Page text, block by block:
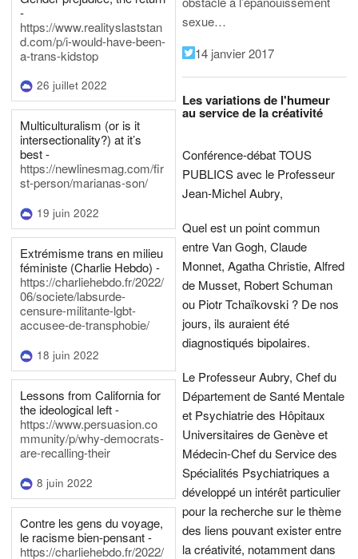
-
https://www.realityslaststan
d.com/p/i-would-have-been-
a-trans-kidstop
26 juillet 2022
Multiculturalism (or is it
intersectionality?) at it’s
best -
https://newlinesmag.com/fir
st-person/marianas-son/
19 juin 2022
Extrémisme trans en milieu
féministe (Charlie Hebdo) -
https://charliehebdo.fr/2022/
06/societe/labsurde-
censure-militante-lgbt-
accusee-de-transphobie/
18 juin 2022
Lessons from California for
the ideological left -
https://www.persuasion.co
mmunity/p/why-democrats-
are-recalling-their
8 juin 2022
Contre les gens du voyage,
le racisme bien-pensant -
https://charliehebdo.fr/2022/
sexue…
14 janvier 2017
Les variations de l'humeur
au service de la créativité
Conférence-débat TOUS
PUBLICS avec le Professeur
Jean-Michel Aubry,
Quel est un point commun
entre Van Gogh, Claude
Monnet, Agatha Christie, Alfred
de Musset, Robert Schuman
ou Piotr Tchaïkovski ? De nos
jours, ils auraient été
diagnostiqués bipolaires.
Le Professeur Aubry, Chef du
Département de Santé Mentale
et Psychiatrie des Hôpitaux
Universitaires de Genève et
Médecin-Chef du Service des
Spécialités Psychiatriques a
développé un intérêt particulier
pour la recherche sur le thème
des liens pouvant exister entre
la créativité, notamment dans